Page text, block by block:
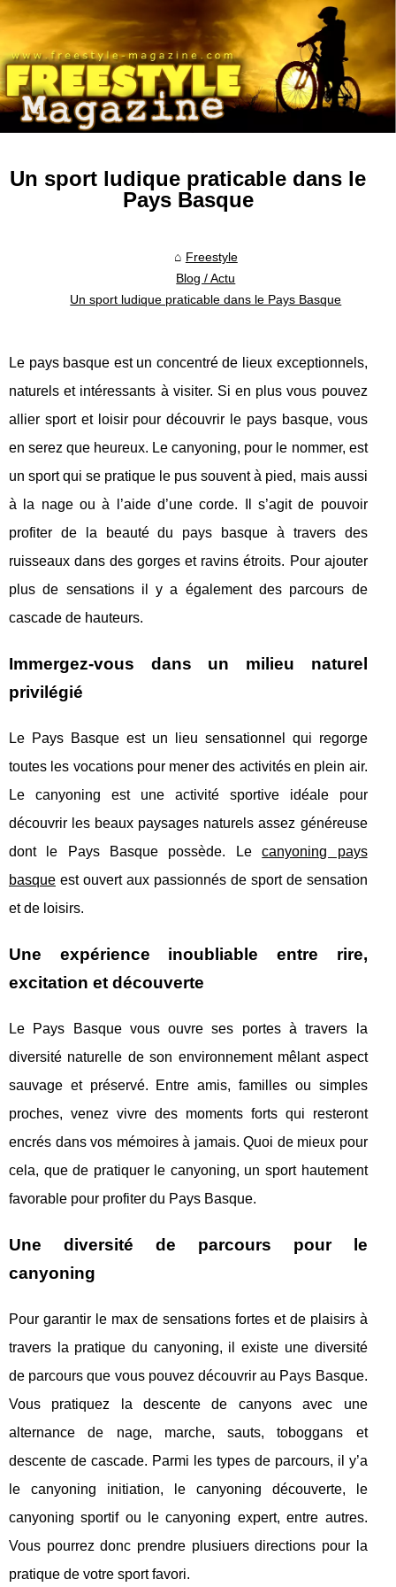
Un sport ludique praticable dans le
Pays Basque
Freestyle
Blog / Actu
Un sport ludique praticable dans le Pays Basque
Le pays basque est un concentré de lieux exceptionnels,
naturels et intéressants à visiter. Si en plus vous pouvez
allier sport et loisir pour découvrir le pays basque, vous
en serez que heureux. Le canyoning, pour le nommer, est
un sport qui se pratique le pus souvent à pied, mais aussi
à la nage ou à l’aide d’une corde. Il s’agit de pouvoir
profiter de la beauté du pays basque à travers des
ruisseaux dans des gorges et ravins étroits. Pour ajouter
plus de sensations il y a également des parcours de
cascade de hauteurs.
Immergez-vous dans un milieu naturel
privilégié
Le Pays Basque est un lieu sensationnel qui regorge
toutes les vocations pour mener des activités en plein air.
Le canyoning est une activité sportive idéale pour
découvrir les beaux paysages naturels assez généreuse
dont le Pays Basque possède. Lecanyoning pays
basque est ouvert aux passionnés de sport de sensation
et de loisirs.
Une expérience inoubliable entre rire,
excitation et découverte
Le Pays Basque vous ouvre ses portes à travers la
diversité naturelle de son environnement mêlant aspect
sauvage et préservé. Entre amis, familles ou simples
proches, venez vivre des moments forts qui resteront
encrés dans vos mémoires à jamais. Quoi de mieux pour
cela, que de pratiquer le canyoning, un sport hautement
favorable pour profiter du Pays Basque.
Une diversité de parcours pour le
canyoning
Pour garantir le max de sensations fortes et de plaisirs à
travers la pratique du canyoning, il existe une diversité
de parcours que vous pouvez découvrir au Pays Basque.
Vous pratiquez la descente de canyons avec une
alternance de nage, marche, sauts, toboggans et
descente de cascade. Parmi les types de parcours, il y’a
le canyoning initiation, le canyoning découverte, le
canyoning sportif ou le canyoning expert, entre autres.
Vous pourrez donc prendre plusiuers directions pour la
pratique de votre sport favori.